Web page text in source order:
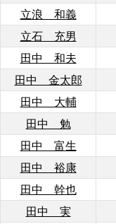
立浪 和義
立石 充男
田中 和夫
田中 金太郎
田中 大輔
田中 勉
田中 富生
田中 裕康
田中 幹也
田中 実